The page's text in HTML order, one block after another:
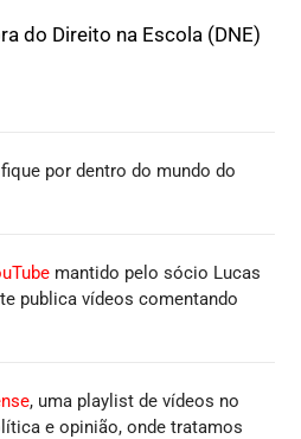
do Direito na Escola (DNE)
por dentro do mundo do
mantido pelo sócio Lucas
publica vídeos comentando
, uma playlist de vídeos no
e opinião, onde tratamos